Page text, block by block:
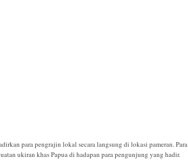
para pengrajin lokal secara langsung di lokasi pameran. Para
ukiran khas Papua di hadapan para pengunjung yang hadir.